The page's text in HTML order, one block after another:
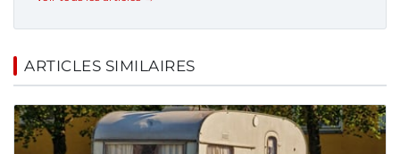
ARTICLES SIMILAIRES